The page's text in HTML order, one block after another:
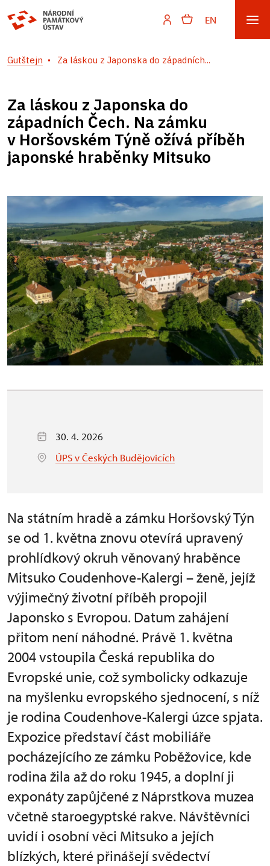
EN
Gutštejn Za láskou z Japonska do západních...
Za láskou z Japonska do
západních Čech. Na zámku
v Horšovském Týně ožívá příběh
japonské hraběnky Mitsuko
30. 4. 2026
ÚPS v Českých Budějovicích
Na státním hradě a zámku Horšovský Týn
se od 1. května znovu otevírá upravený
prohlídkový okruh věnovaný hraběnce
Mitsuko Coudenhove-Kalergi – ženě, jejíž
výjimečný životní příběh propojil
Japonsko s Evropou. Datum zahájení
přitom není náhodné. Právě 1. května
2004 vstoupila Česká republika do
Evropské unie, což symbolicky odkazuje
na myšlenku evropského sjednocení, s níž
je rodina Coudenhove-Kalergi úzce spjata.
Expozice představí část mobiliáře
pocházejícího ze zámku Poběžovice, kde
rodina žila až do roku 1945, a doplní ji
exponáty zapůjčené z Náprstkova muzea
včetně staroegyptské rakve. Návštěvníci
uvidí i osobní věci Mitsuko a jejích
blízkých, které přinášejí svědectví